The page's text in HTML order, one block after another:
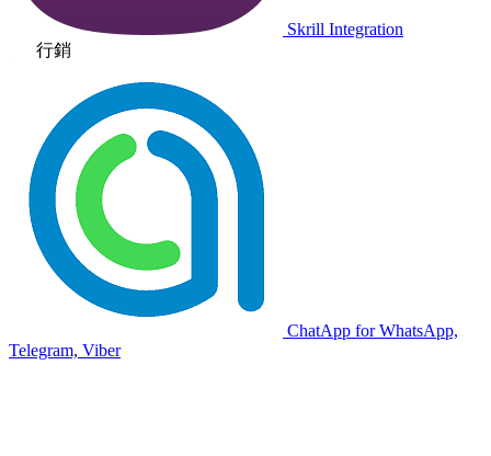
Skrill Integration
行銷
ChatApp for WhatsApp,
Telegram, Viber